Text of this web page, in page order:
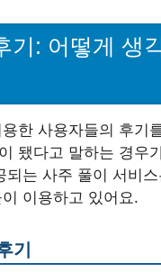
기: 어떻게 생
한 사용자들의 후기
됐다고 말하는 경우
되는 사주 풀이 서비
이용하고 있어요.
기